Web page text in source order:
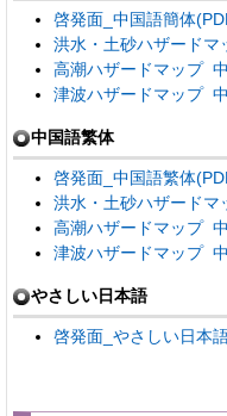
啓発面_中国語簡体
洪水・土砂ハザード
高潮ハザードマップ
津波ハザードマップ
中国語繁体
啓発面_中国語繁体
洪水・土砂ハザード
高潮ハザードマップ
津波ハザードマップ
やさしい日本語
啓発面_やさしい日本